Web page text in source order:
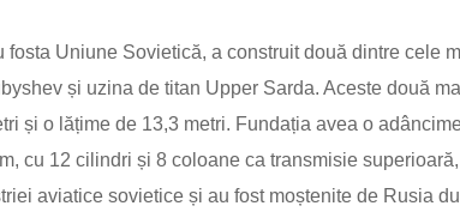
Uniune Sovietică, a construit două dintre cele
și uzina de titan Upper Sarda. Aceste două
și o lățime de 13,3 metri. Fundația avea o
cu 12 cilindri și 8 coloane ca transmisie
aviatice sovietice și au fost moștenite de Rusia